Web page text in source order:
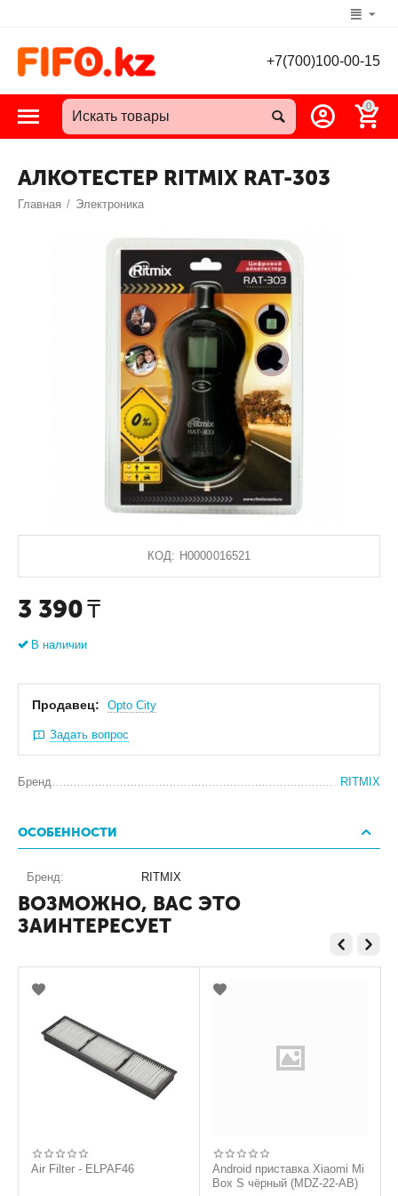
+7(700)100-00-15
0
АЛКОТЕСТЕР RITMIX RAT-303
Главная / Электроника
КОД: Н0000016521
3 390 ₸
В наличии
Продавец: Оpto City
Задать вопрос
Бренд RITMIX
ОСОБЕННОСТИ
Бренд: RITMIX
ВОЗМОЖНО, ВАС ЭТО
ЗАИНТЕРЕСУЕТ
Air Filter - ELPAF46
Android приставка Xiaomi Mi
Box S чёрный (MDZ-22-AB)